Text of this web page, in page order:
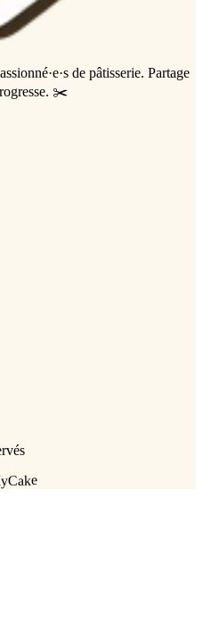
de pâtisserie. Partage
✂️